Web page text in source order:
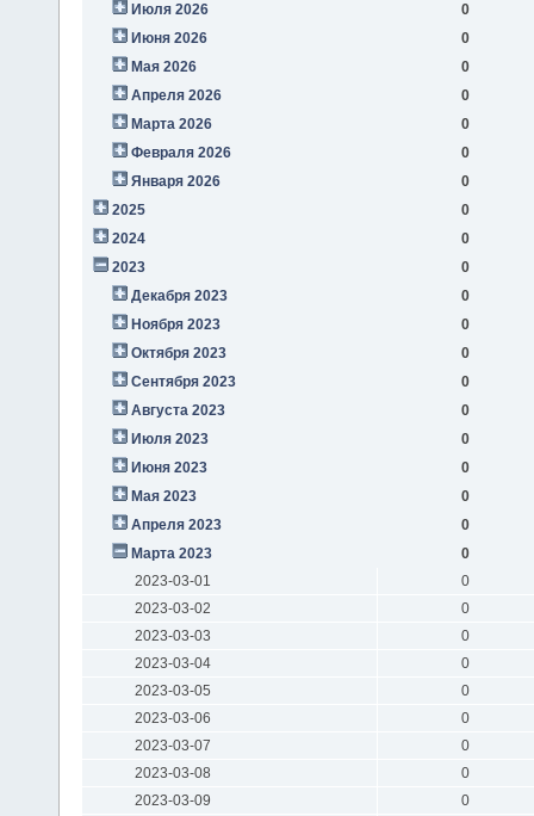
Июля 2026
0
Июня 2026
0
Мая 2026
0
Апреля 2026
0
Марта 2026
0
Февраля 2026
0
Января 2026
0
2025
0
2024
0
2023
0
Декабря 2023
0
Ноября 2023
0
Октября 2023
0
Сентября 2023
0
Августа 2023
0
Июля 2023
0
Июня 2023
0
Мая 2023
0
Апреля 2023
0
Марта 2023
0
2023-03-01
0
2023-03-02
0
2023-03-03
0
2023-03-04
0
2023-03-05
0
2023-03-06
0
2023-03-07
0
2023-03-08
0
2023-03-09
0